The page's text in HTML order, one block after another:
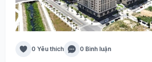
0 Yêu thích 0 Bình luận